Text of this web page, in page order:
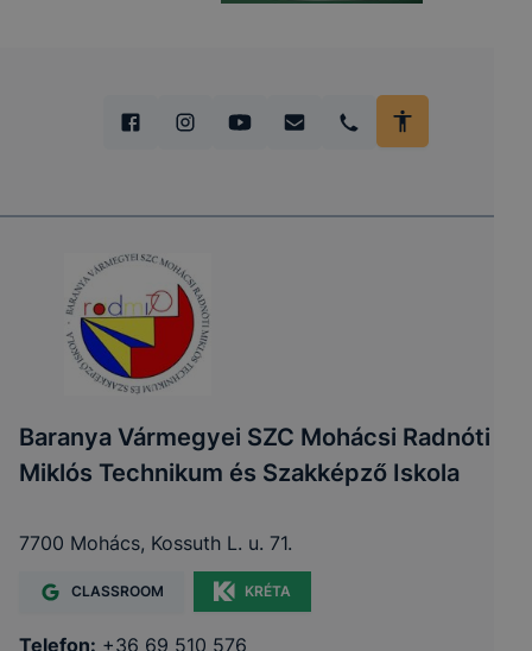
Baranya Vármegyei SZC Mohácsi Radnóti
Miklós Technikum és Szakképző Iskola
7700 Mohács, Kossuth L. u. 71.
CLASSROOM KRÉTA
Telefon: +36 69 510 576